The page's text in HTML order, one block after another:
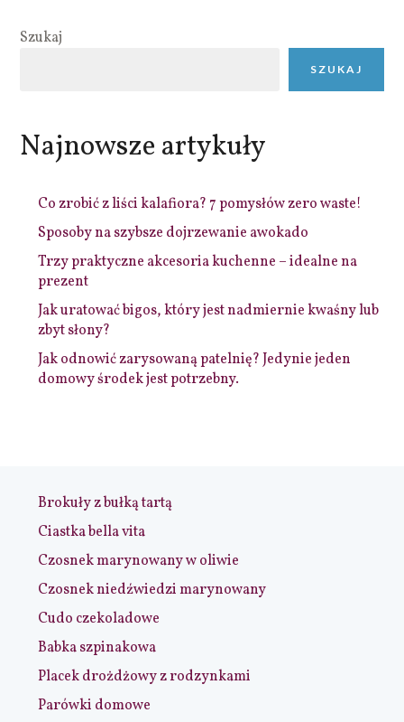
Szukaj
SZUKAJ
Najnowsze artykuły
Co zrobić z liści kalafiora? 7 pomysłów zero waste!
Sposoby na szybsze dojrzewanie awokado
Trzy praktyczne akcesoria kuchenne – idealne na
prezent
Jak uratować bigos, który jest nadmiernie kwaśny lub
zbyt słony?
Jak odnowić zarysowaną patelnię? Jedynie jeden
domowy środek jest potrzebny.
Brokuły z bułką tartą
Ciastka bella vita
Czosnek marynowany w oliwie
Czosnek niedźwiedzi marynowany
Cudo czekoladowe
Babka szpinakowa
Placek drożdżowy z rodzynkami
Parówki domowe